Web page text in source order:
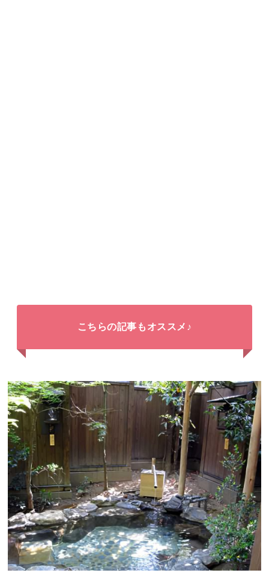
こちらの記事もオススメ♪